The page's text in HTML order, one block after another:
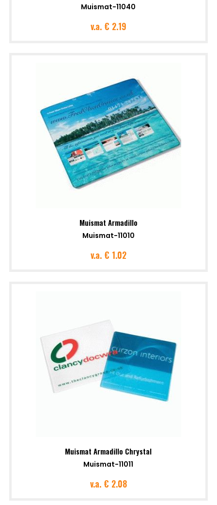
Muismat-11040
v.a.€ 2.19
Muismat Armadillo
Muismat-11010
v.a.€ 1.02
Muismat Armadillo Chrystal
Muismat-11011
v.a.€ 2.08